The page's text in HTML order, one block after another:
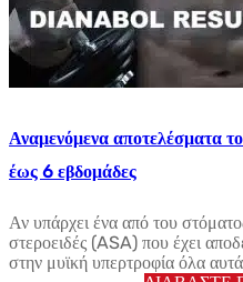
Αναμενόμενα αποτελέσματα
έως 6 εβδομάδες
Αν υπάρχει ένα από του
στεροειδές (ASA) που έχει
στην μυϊκή υπερτροφία όλα